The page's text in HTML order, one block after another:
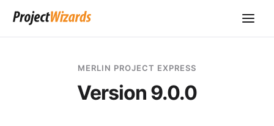
MERLIN PROJECT EXPRESS
Version 9.0.0